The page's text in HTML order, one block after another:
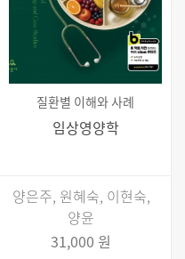
질환별 이해와 사례
임상영양학
양은주, 원혜숙, 이현숙,
양윤
31,000 원